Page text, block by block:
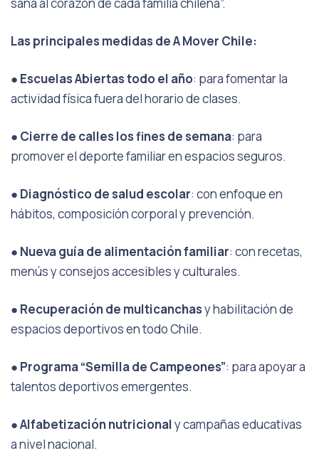
Las principales medidas deA Mover Chile:
● Escuelas Abiertas todo el año: para fomentar la
actividad física fuera del horario de clases.
● Cierre de calles los fines de semana: para
promover el deporte familiar en espacios seguros.
● Diagnóstico de salud escolar: con enfoque en
hábitos, composición corporal y prevención.
● Nueva guía de alimentación familiar: con recetas,
menús y consejos accesibles y culturales.
● Recuperación de multicanchasy habilitación de
espacios deportivos en todo Chile.
● Programa “Semilla de Campeones”: para apoyar a
talentos deportivos emergentes.
●Alfabetización nutricionaly campañas educativas
a nivel nacional.